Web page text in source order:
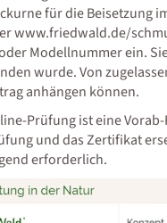
für die Beisetzung
www.friedwald.de/
Modellnummer ein.
wurde. Von
anhängen können.
Prüfung ist eine
und das Zertifikat
erforderlich.